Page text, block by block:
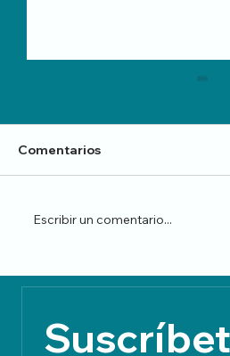
Fotografías que
Comentarios
Escribir un comentario...